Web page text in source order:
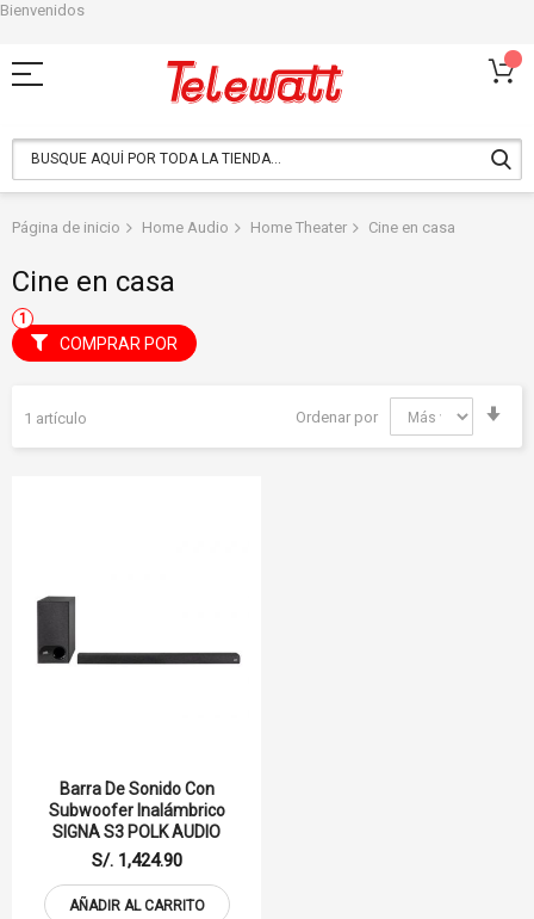
Bienvenidos
al
contenido
Página de inicio Home Audio Home Theater Cine en casa
Cine en casa
1 artículo Ordenar por
Barra De Sonido Con
Subwoofer Inalámbrico
SIGNA S3 POLK AUDIO
S/. 1,424.90
AÑADIR AL CARRITO
COMPRAR POR